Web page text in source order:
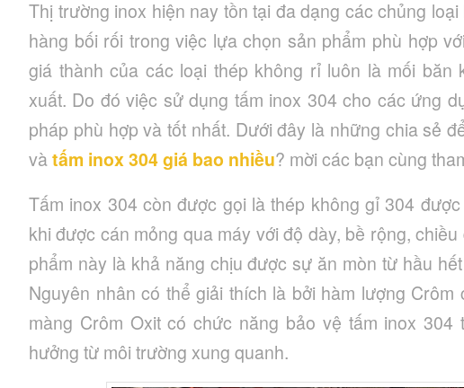
Thị trường inox hiện nay tồn tại đa dạng các chủng
hàng bối rối trong việc lựa chọn sản phẩm phù hợp
giá thành của các loại thép không rỉ luôn là mối băn
xuất. Do đó việc sử dụng tấm inox 304 cho các ứng
pháp phù hợp và tốt nhất. Dưới đây là những chia sẻ
vàtấm inox 304 giá bao nhiều? mời các bạn cùng
Tấm inox 304 còn được gọi là thép không gỉ 304
khi được cán mỏng qua máy với độ dày, bề rộng,
phẩm này là khả năng chịu được sự ăn mòn từ hầu
Nguyên nhân có thể giải thích là bởi hàm lượng
màng Crôm Oxit có chức năng bảo vệ tấm inox
hưởng từ môi trường xung quanh.